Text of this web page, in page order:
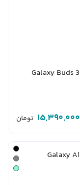
15,390,000 تومان